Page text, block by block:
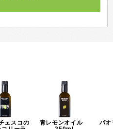
ェスコの
青レモンオイル
パオ